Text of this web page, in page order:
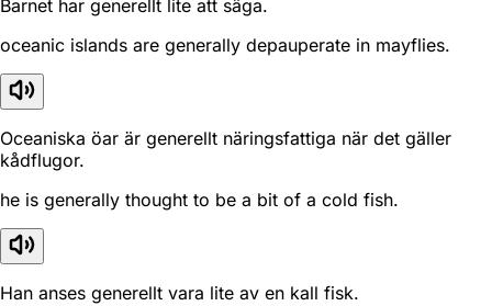
Barnet har generellt lite att säga.
oceanic islands are generally depauperate in mayflies.
Oceaniska öar är generellt näringsfattiga när det gäller
kådflugor.
he is generally thought to be a bit of a cold fish.
Han anses generellt vara lite av en kall fisk.